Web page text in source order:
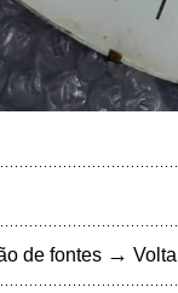
de fontes →